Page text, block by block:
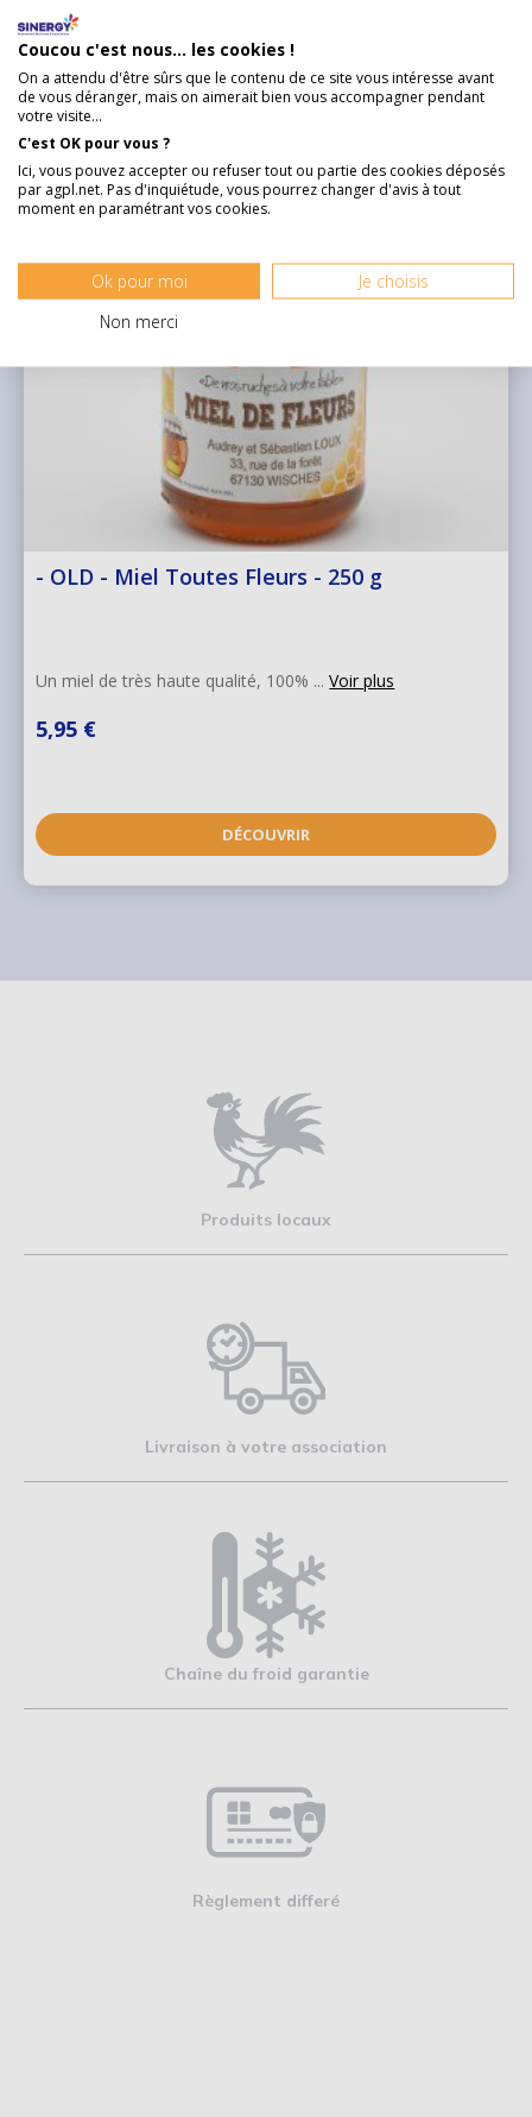
4,50 €
- OLD - Miel Toutes Fleurs - 250 g
Un miel de très haute qualité, 100% ...Voir plus
5,95 €
DÉCOUVRIR
Produits locaux
Livraison à votre association
Chaîne du froid garantie
Règlement differé
Coucou c'est nous... les cookies !
On a attendu d'être sûrs que le contenu de ce site vous intéresse avant
de vous déranger, mais on aimerait bien vous accompagner pendant
votre visite...
C'est OK pour vous ?
Ici, vous pouvez accepter ou refuser tout ou partie des cookies déposés
par agpl.net. Pas d'inquiétude, vous pourrez changer d'avis à tout
moment en paramétrant vos cookies.
Ok pour moi
Je choisis
Non merci